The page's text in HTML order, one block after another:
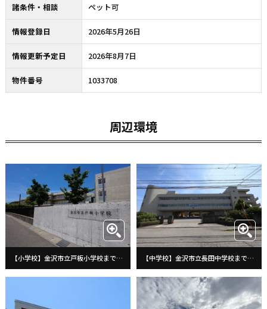
諸条件・相談 ペット可
情報登録日 2026年5月26日
情報更新予定日 2026年8月7日
物件番号 1033708
周辺環境
【小学校】金沢市立戸板小学校まで1830m 【中学校】金沢市立長田中学校まで1086m